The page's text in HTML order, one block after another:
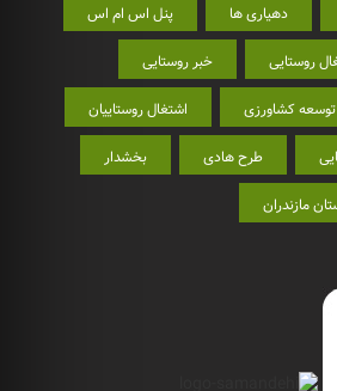
دهیاری ها پنل اس ام اس
روستایی خبر روستایی
توسعه کشاورزی اشتغال روستاییان
طرح هادی بخشدار
مازندران